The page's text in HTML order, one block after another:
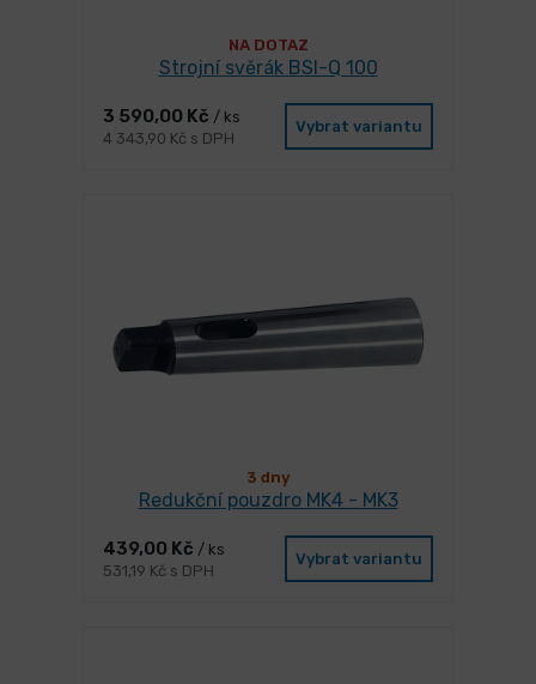
NA DOTAZ
Strojní svěrák BSI-Q 100
3 590,00 Kč / ks
4 343,90 Kč s DPH
Vybrat variantu
3 dny
Redukční pouzdro MK4 - MK3
439,00 Kč / ks
531,19 Kč s DPH
Vybrat variantu